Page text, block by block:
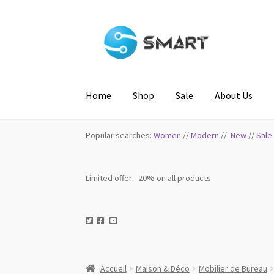
Home Shop Sale About Us
Popular searches:Women //Modern //New //Sale
Limited offer: -20% on all products
Accueil Maison & Déco Mobilier de Bureau